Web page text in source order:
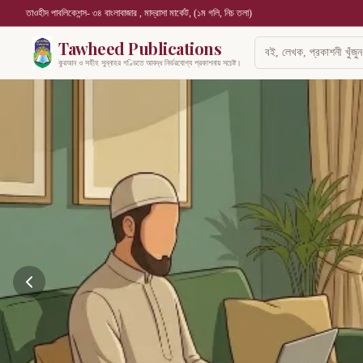
তাওহীদ পাবলিকেশন্স- ৩৪ বাংলাবাজার , মাদ্রাসা মার্কেট, (১ম গলি, নিচ তলা)
Tawheed Publications
কুরআন ও সহীহ সুন্নাহর গণ্ডিতে আবদ্ধ নির্ভরযোগ্য প্রকাশনায় সচেষ্ট।